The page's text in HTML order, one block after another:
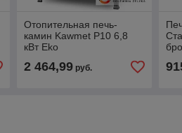
Отопительная печь-
камин Kawmet P10 6,8
кВт Eko
2 464,99руб.